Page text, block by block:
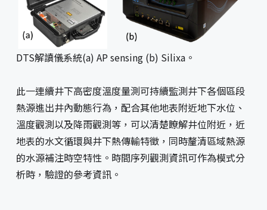
DTS解讀儀系統(a) AP sensing (b) Silixa。
此一連續井下高密度溫度量測可持續監測井下各個區段
熱源進出井內動態行為，配合其他地表附近地下水位、
溫度觀測以及降雨觀測等，可以清楚瞭解井位附近，近
地表的水文循環與井下熱傳輸特徵，同時釐清區域熱源
的水源補注時空特性。時間序列觀測資訊可作為模式分
析時，驗證的參考資訊。